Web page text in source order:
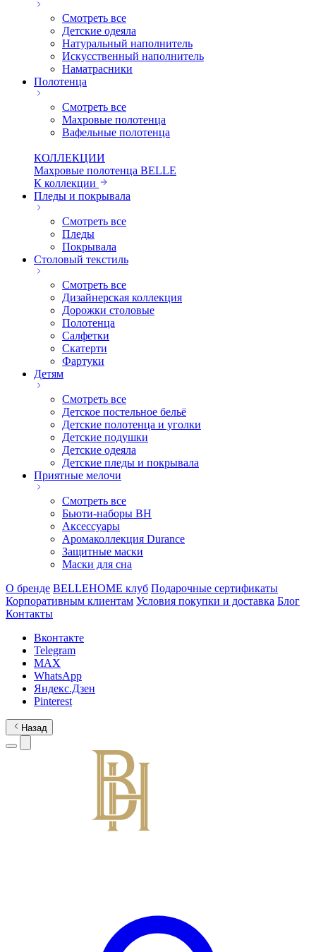
Смотреть все
Детские одеяла
Натуральный наполнитель
Искуcственный наполнитель
Наматрасники
Полотенца
Смотреть все
Махровые полотенца
Вафельные полотенца
КОЛЛЕКЦИИ
Махровые полотенца BELLE
К коллекции
Пледы и покрывала
Смотреть все
Пледы
Покрывала
Столовый текстиль
Смотреть все
Дизайнерская коллекция
Дорожки столовые
Полотенца
Салфетки
Скатерти
Фартуки
Детям
Смотреть все
Детское постельное бельё
Детские полотенца и уголки
Детские подушки
Детские одеяла
Детские пледы и покрывала
Приятные мелочи
Смотреть все
Бьюти-наборы ВН
Аксессуары
Аромаколлекция Durance
Защитные маски
Маски для сна
О бренде BELLEHOME клуб Подарочные сертификаты
Корпоративным клиентам Условия покупки и доставка Блог
Контакты
Вконтакте
Telegram
MAX
WhatsApp
Яндекс.Дзен
Pinterest
Назад